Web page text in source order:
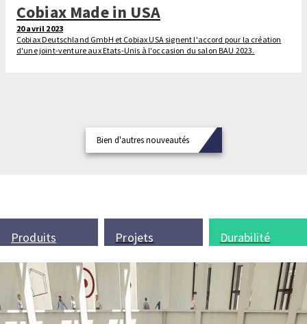
Cobiax Made in USA
20 avril 2023
Cobiax Deutschland GmbH et Cobiax USA signent l'accord pour la création
d'une joint-venture aux Etats-Unis à l'occasion du salon BAU 2023.
Bien d'autres nouveautés
Produits Projets Durabilité